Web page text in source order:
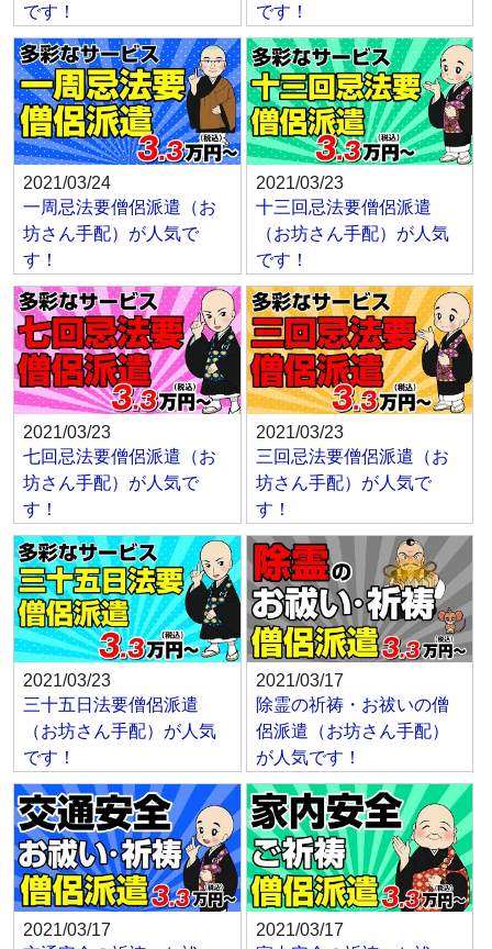
です！
です！
2021/03/24
一周忌法要僧侶派遣（お
坊さん手配）が人気で
す！
2021/03/23
十三回忌法要僧侶派遣
（お坊さん手配）が人気
です！
2021/03/23
七回忌法要僧侶派遣（お
坊さん手配）が人気で
す！
2021/03/23
三回忌法要僧侶派遣（お
坊さん手配）が人気で
す！
2021/03/23
三十五日法要僧侶派遣
（お坊さん手配）が人気
です！
2021/03/17
除霊の祈祷・お祓いの僧
侶派遣（お坊さん手配）
が人気です！
2021/03/17
2021/03/17